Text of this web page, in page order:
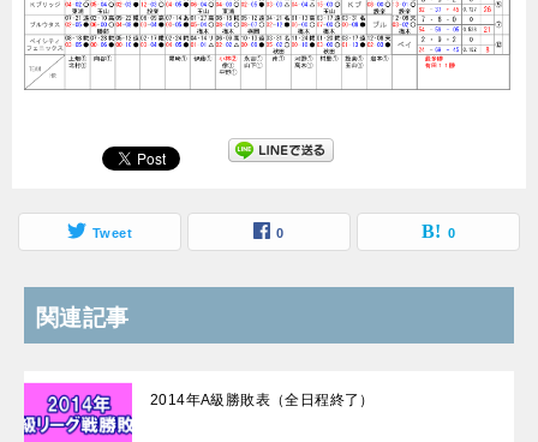
Tweet 0 0
関連記事
2014年A級勝敗表（全日程終了）